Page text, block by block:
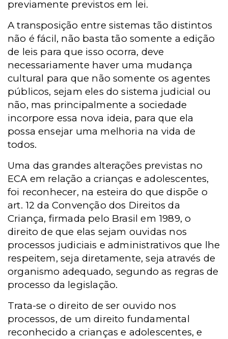
previamente previstos em lei.
A transposição entre sistemas tão distintos
não é fácil, não basta tão somente a edição
de leis para que isso ocorra, deve
necessariamente haver uma mudança
cultural para que não somente os agentes
públicos, sejam eles do sistema judicial ou
não, mas principalmente a sociedade
incorpore essa nova ideia, para que ela
possa ensejar uma melhoria na vida de
todos.
Uma das grandes alterações previstas no
ECA em relação a crianças e adolescentes,
foi reconhecer, na esteira do que dispõe o
art. 12 da Convenção dos Direitos da
Criança, firmada pelo Brasil em 1989, o
direito de que elas sejam ouvidas nos
processos judiciais e administrativos que lhe
respeitem, seja diretamente, seja através de
organismo adequado, segundo as regras de
processo da legislação.
Trata-se o direito de ser ouvido nos
processos, de um direito fundamental
reconhecido a crianças e adolescentes, e